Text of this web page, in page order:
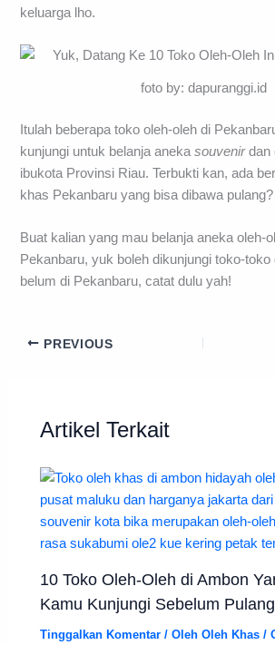
keluarga lho.
foto by: dapuranggi.id
Itulah beberapa toko oleh-oleh di
kunjungi untuk belanja anekasouvenirdan
ibukota Provinsi Riau. Terbukti kan, ada
khas Pekanbaru yang bisa dibawa pulang?
Buat kalian yang mau belanja aneka oleh-
Pekanbaru, yuk boleh dikunjungi toko-toko
belum di Pekanbaru, catat dulu yah!
PREVIOUS
Artikel Terkait
10 Toko Oleh-Oleh di Ambon
Kamu Kunjungi Sebelum Pulang
Tinggalkan Komentar /Oleh Oleh Khas /